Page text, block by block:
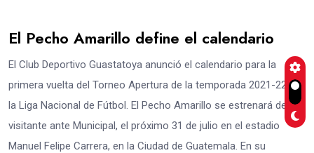
El Pecho Amarillo define el calendario
El Club Deportivo Guastatoya anunció el calendario para la
primera vuelta del Torneo Apertura de la temporada 2021-22 de
la Liga Nacional de Fútbol. El Pecho Amarillo se estrenará de
visitante ante Municipal, el próximo 31 de julio en el estadio
Manuel Felipe Carrera, en la Ciudad de Guatemala. En su